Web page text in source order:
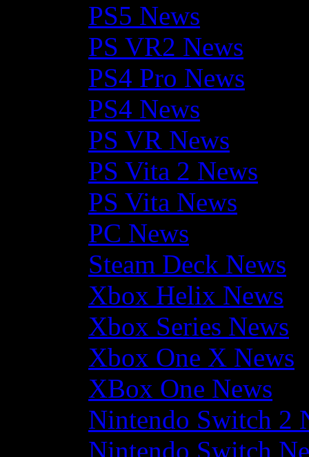
PS5 News
PS VR2 News
PS4 Pro News
PS4 News
PS VR News
PS Vita 2 News
PS Vita News
PC News
Steam Deck News
Xbox Helix News
Xbox Series News
Xbox One X News
XBox One News
Nintendo Switch 2
Nintendo Switch